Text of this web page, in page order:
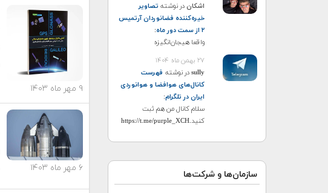
اشکاندر نوشته تصاویر
خیره‌کننده فضانوردان آرتمیس
۲ از سمت دور ماه
:
واقعا هیجان‌انگیزه
۲۷ بهمن ماه ۱۴۰۴
sullyدر نوشته فهرست
کانال‌های هوافضا و هوانوردی
ایران در تلگرام:
سلام کانال من هم ثبت
کنید.https://t.me/purple_XCH
سازمان‌ها و شرکت‌ها
۹ مهر ماه ۱۴۰۳
۶ مهر ماه ۱۴۰۳